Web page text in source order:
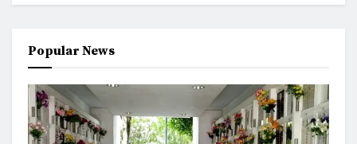
Popular News